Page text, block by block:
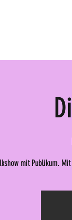
mit Publikum.